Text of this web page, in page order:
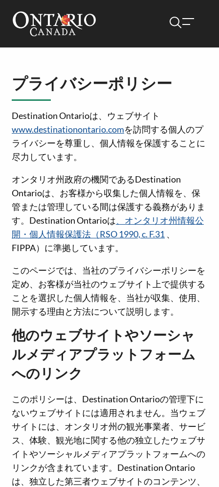
プライバシーポリシー
Destination Ontarioは、ウェブサイト
www.destinationontario.comを訪問する個人のプ
ライバシーを尊重し、個人情報を保護することに
尽力しています。
オンタリオ州政府の機関であるDestination
Ontarioは、お客様から収集した個人情報を、保
管または管理している間は保護する義務がありま
す。Destination Ontarioは、オンタリオ州情報公
開・個人情報保護法（RSO 1990, c. F.31 、
FIPPA）に準拠しています。
このページでは、当社のプライバシーポリシーを
定め、お客様が当社のウェブサイト上で提供する
ことを選択した個人情報を、当社が収集、使用、
開示する理由と方法について説明します。
他のウェブサイトやソーシャ
ルメディアプラットフォーム
へのリンク
このポリシーは、Destination Ontarioの管理下に
ないウェブサイトには適用されません。当ウェブ
サイトには、オンタリオ州の観光事業者、サービ
ス、体験、観光地に関する他の独立したウェブサ
イトやソーシャルメディアプラットフォームへの
リンクが含まれています。Destination Ontario
は、独立した第三者ウェブサイトのコンテンツ、